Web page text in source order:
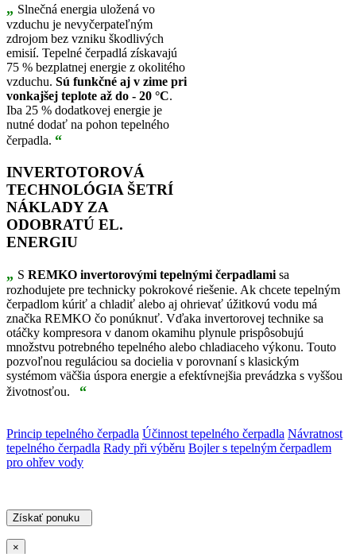
„ Slnečná energia uložená vo
vzduchu je nevyčerpateľným
zdrojom bez vzniku škodlivých
emisií. Tepelné čerpadlá získavajú
75 % bezplatnej energie z okolitého
vzduchu. Sú funkčné aj v zime pri
vonkajšej teplote až do - 20 °C.
Iba 25 % dodatkovej energie je
nutné dodať na pohon tepelného
čerpadla. “
INVERTOTOROVÁ
TECHNOLÓGIA ŠETRÍ
NÁKLADY ZA
ODOBRATÚ EL.
ENERGIU
„ S REMKO invertorovými tepelnými čerpadlami sa
rozhodujete pre technicky pokrokové riešenie. Ak chcete tepelným
čerpadlom kúriť a chladiť alebo aj ohrievať úžitkovú vodu má
značka REMKO čo ponúknuť. Vďaka invertorovej technike sa
otáčky kompresora v danom okamihu plynule prispôsobujú
množstvu potrebného tepelného alebo chladiaceho výkonu. Touto
pozvoľnou reguláciou sa docielia v porovnaní s klasickým
systémom väčšia úspora energie a efektívnejšia prevádzka s vyššou
životnosťou. “
Princip tepelného čerpadla Účinnost tepelného čerpadla Návratnost
tepelného čerpadla Rady při výběru Bojler s tepelným čerpadlem
pro ohřev vody
Získať ponuku
×